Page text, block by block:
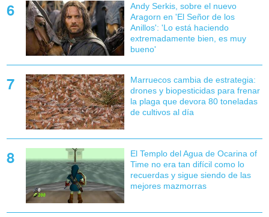
Andy Serkis, sobre el nuevo
Aragorn en 'El Señor de los
Anillos': 'Lo está haciendo
extremadamente bien, es muy
bueno'
Marruecos cambia de estrategia:
drones y biopesticidas para frenar
la plaga que devora 80 toneladas
de cultivos al día
El Templo del Agua de Ocarina of
Time no era tan difícil como lo
recuerdas y sigue siendo de las
mejores mazmorras